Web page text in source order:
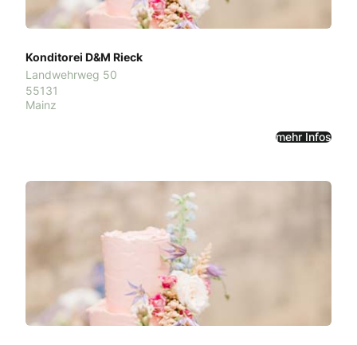
Konditorei D&M Rieck
Landwehrweg 50
55131
Mainz
mehr Infos